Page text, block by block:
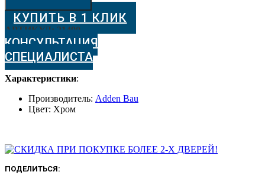
BAU
WC
SR-
003
CHROME
Хром
КУПИТЬ В 1 КЛИК
АРТИКУЛ: 21490
КОНСУЛЬТАЦИЯ
СПЕЦИАЛИСТА
Характеристики:
Производитель: Adden Bau
Цвет: Хром
ПОДЕЛИТЬСЯ: